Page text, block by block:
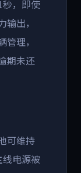
秒，即使
出，
理，
期未还
可维持
电源被